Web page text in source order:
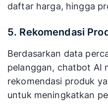
daftar harga, hingga
5. Rekomendasi
Berdasarkan data
pelanggan, chatbot AI
rekomendasi produk
untuk meningkatkan